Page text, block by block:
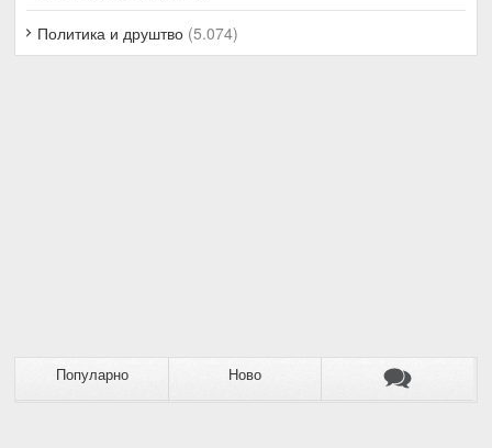
Политика и друштво (5.074)
Популарно Ново